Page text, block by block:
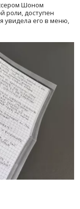
Шоном
роли, доступен
увидела его в меню,